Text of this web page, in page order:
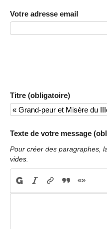
Votre adresse email
Titre (obligatoire)
Texte de votre message
Pour créer des paragraphes,
vides.